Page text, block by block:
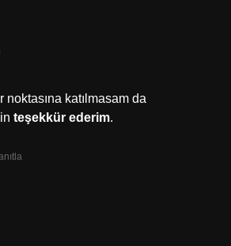
noktasına katılmasam da
teşekkür ederim.